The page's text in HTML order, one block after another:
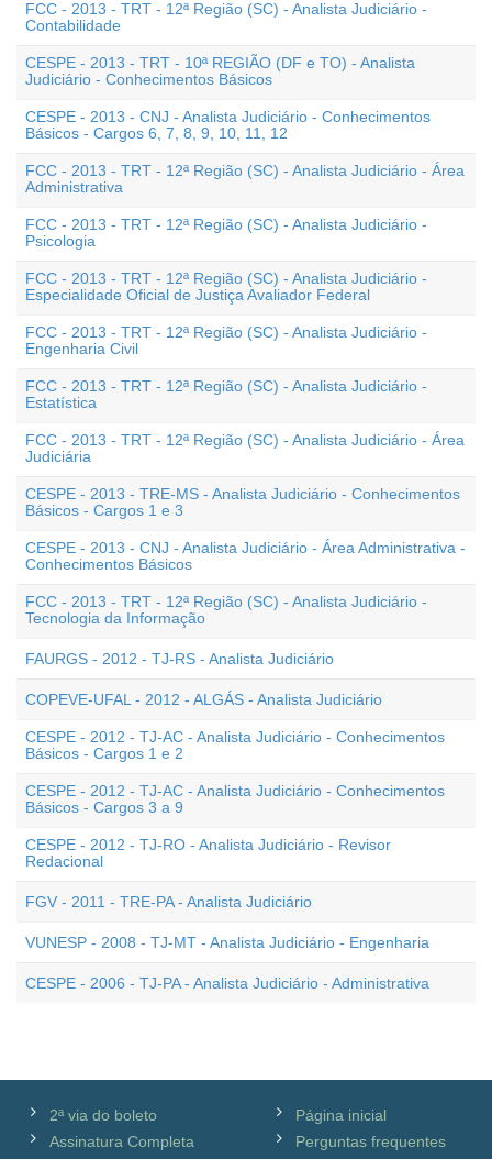
FCC - 2013 - TRT - 12ª Região (SC) - Analista Judiciário -
Contabilidade
CESPE - 2013 - TRT - 10ª REGIÃO (DF e TO) - Analista
Judiciário - Conhecimentos Básicos
CESPE - 2013 - CNJ - Analista Judiciário - Conhecimentos
Básicos - Cargos 6, 7, 8, 9, 10, 11, 12
FCC - 2013 - TRT - 12ª Região (SC) - Analista Judiciário - Área
Administrativa
FCC - 2013 - TRT - 12ª Região (SC) - Analista Judiciário -
Psicologia
FCC - 2013 - TRT - 12ª Região (SC) - Analista Judiciário -
Especialidade Oficial de Justiça Avaliador Federal
FCC - 2013 - TRT - 12ª Região (SC) - Analista Judiciário -
Engenharia Civil
FCC - 2013 - TRT - 12ª Região (SC) - Analista Judiciário -
Estatística
FCC - 2013 - TRT - 12ª Região (SC) - Analista Judiciário - Área
Judiciária
CESPE - 2013 - TRE-MS - Analista Judiciário - Conhecimentos
Básicos - Cargos 1 e 3
CESPE - 2013 - CNJ - Analista Judiciário - Área Administrativa -
Conhecimentos Básicos
FCC - 2013 - TRT - 12ª Região (SC) - Analista Judiciário -
Tecnologia da Informação
FAURGS - 2012 - TJ-RS - Analista Judiciário
COPEVE-UFAL - 2012 - ALGÁS - Analista Judiciário
CESPE - 2012 - TJ-AC - Analista Judiciário - Conhecimentos
Básicos - Cargos 1 e 2
CESPE - 2012 - TJ-AC - Analista Judiciário - Conhecimentos
Básicos - Cargos 3 a 9
CESPE - 2012 - TJ-RO - Analista Judiciário - Revisor
Redacional
FGV - 2011 - TRE-PA - Analista Judiciário
VUNESP - 2008 - TJ-MT - Analista Judiciário - Engenharia
CESPE - 2006 - TJ-PA - Analista Judiciário - Administrativa
2ª via do boleto
Assinatura Completa
Página inicial
Perguntas frequentes